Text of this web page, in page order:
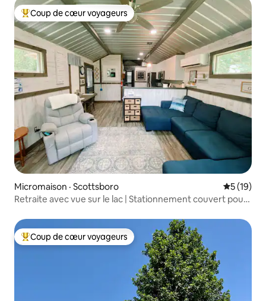
Coup de cœur voyageurs parmi les plus aimés
Coup de cœur voyageurs
Micromaison · Scottsboro Note
5 (19)
Retraite avec vue sur le lac | Stationnement couvert pour
Coup de cœur voyageurs parmi les plus aimés
Coup de cœur voyageurs